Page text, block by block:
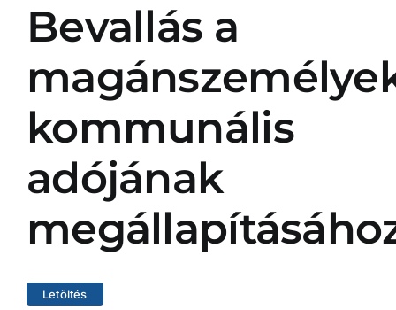
Bevallás a
kommunális
adójának
Letöltés